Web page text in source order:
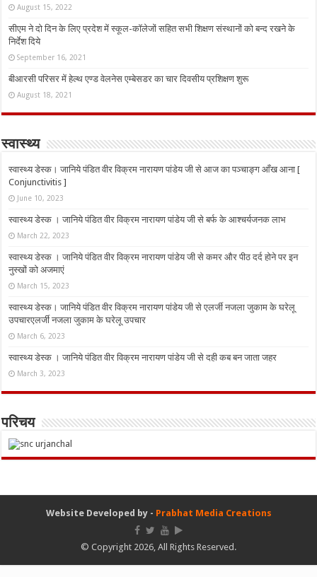
August 15, 2022
सीएम ने दो दिन के लिए प्रदेश में स्कूल-कॉलेजों सहित सभी शिक्षण संस्थानों को बन्द रखने के
निर्देश दिये
September 16, 2021
बीआरसी परिसर में हेल्थ एण्ड वेलनेस एम्बेसडर का चार दिवसीय प्रशिक्षण शुरू
August 18, 2021
स्वास्थ्य
स्वास्थ्य डेस्क। जानिये पंडित वीर विक्रम नारायण पांडेय जी से आज का पञ्चाङ्ग आँख आना [
Conjunctivitis ]
June 10, 2023
स्वास्थ्य डेस्क । जानिये पंडित वीर विक्रम नारायण पांडेय जी से बर्फ के आश्चर्यजनक लाभ
March 22, 2023
स्वास्थ्य डेस्क । जानिये पंडित वीर विक्रम नारायण पांडेय जी से कमर और पीठ दर्द होने पर इन
नुस्‍खों को अजमाएं
March 15, 2023
स्वास्थ्य डेस्क। जानिये पंडित वीर विक्रम नारायण पांडेय जी से एलर्जी नजला जुकाम के घरेलू
उपचारएलर्जी नजला जुकाम के घरेलू उपचार
March 6, 2023
स्वास्थ्य डेस्क । जानिये पंडित वीर विक्रम नारायण पांडेय जी से दही कब बन जाता जहर
March 3, 2023
परिचय
Website Developed by - Prabhat Media Creations
© Copyright 2026, All Rights Reserved.